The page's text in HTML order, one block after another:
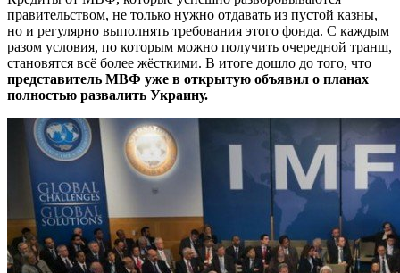
правительством, не только нужно отдавать из пустой казны,
но и регулярно выполнять требования этого фонда. С каждым
разом условия, по которым можно получить очередной транш,
становятся всё более жёсткими. В итоге дошло до того, что
представитель МВФ уже в открытую объявил о планах
полностью развалить Украину.